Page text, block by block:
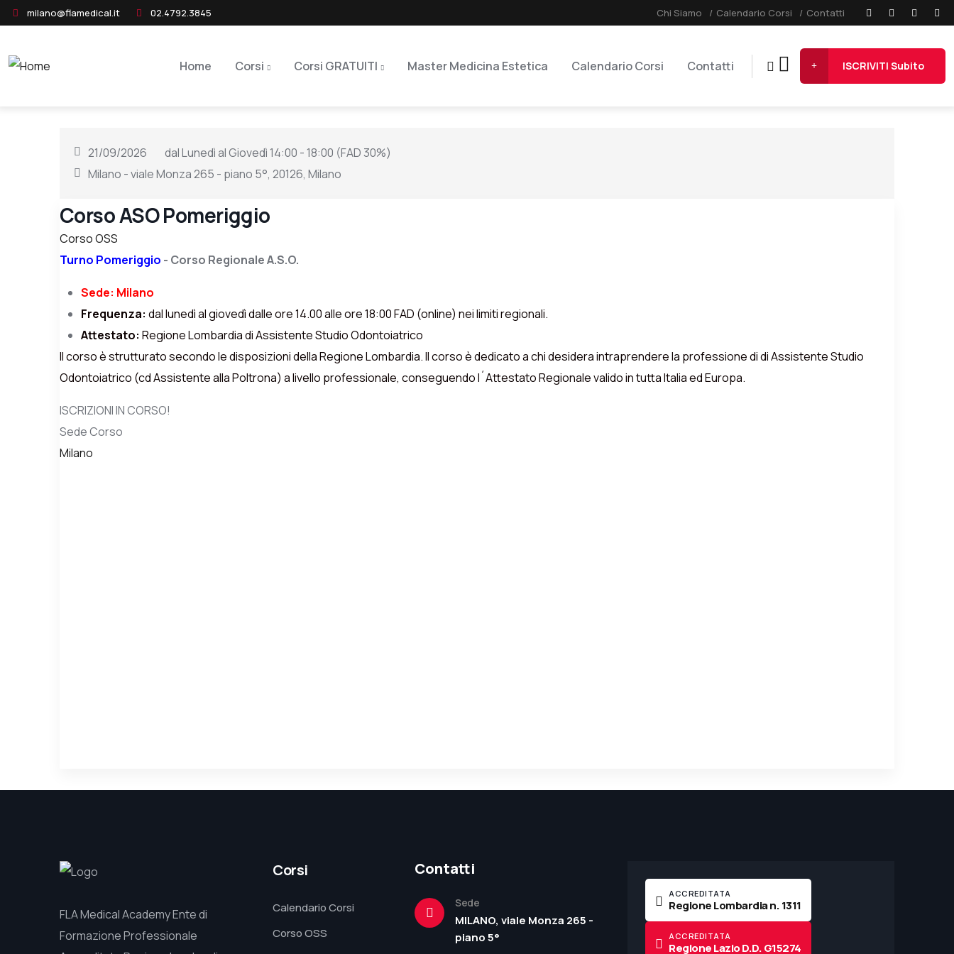
Skip to main content
milano@flamedical.it 02.4792.3845 Chi Siamo Calendario Corsi Contatti
Home Corsi Corsi GRATUITI Master Medicina Estetica Calendario Corsi Contatti ISCRIVITI Subito
21/09/2026
dal Lunedì al Giovedì 14:00 - 18:00 (FAD 30%)
Milano - viale Monza 265 - piano 5°, 20126, Milano
Corso ASO Pomeriggio
Corso OSS
Turno Pomeriggio - Corso Regionale A.S.O.
Sede: Milano
Frequenza: dal lunedì al giovedì dalle ore 14.00 alle ore 18:00 FAD (online) nei limiti regionali.
Attestato: Regione Lombardia di Assistente Studio Odontoiatrico
Il corso è strutturato secondo le disposizioni della Regione Lombardia. Il corso è dedicato a chi desidera intraprendere la professione di di Assistente Studio
Odontoiatrico (cd Assistente alla Poltrona) a livello professionale, conseguendo l´Attestato Regionale valido in tutta Italia ed Europa.
ISCRIZIONI IN CORSO!
Sede Corso
Milano
FLA Medical Academy Ente di
Formazione Professionale
Corsi
Calendario Corsi
Corso OSS
Contatti
Sede
MILANO, viale Monza 265 -
piano 5°
ACCREDITATA
Regione Lombardia n. 1311
ACCREDITATA
Regione Lazio D.D. G15274